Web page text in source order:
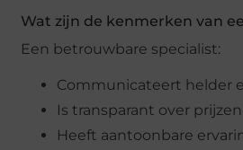
Wat zijn de kenmerken van
Een betrouwbare specialist:
Communicateert helder
Is transparant over
Heeft aantoonbare